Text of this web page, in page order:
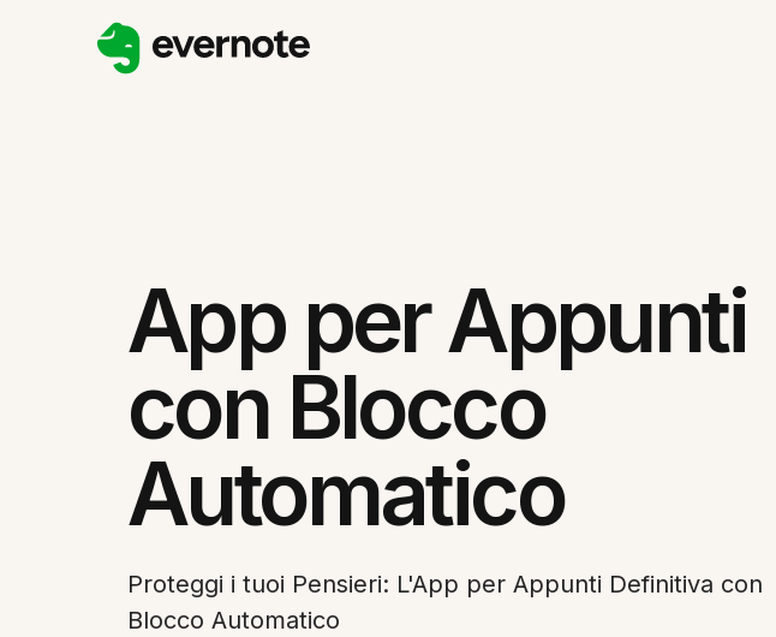
App per Appunti
con Blocco
Automatico
Proteggi i tuoi Pensieri: L'App per Appunti Definitiva con
Blocco Automatico